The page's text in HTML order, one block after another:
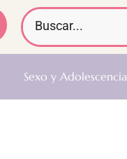
Sexo y Adolescencia